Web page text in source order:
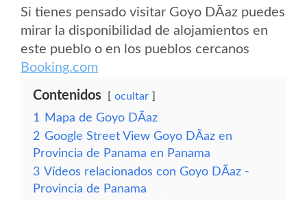
Si tienes pensado visitar Goyo DÃ­az puedes
mirar la disponibilidad de alojamientos en
este pueblo o en los pueblos cercanos
Booking.com
Contenidos ocultar
1
Mapa de Goyo DÃ­az
2 Google Street View Goyo DÃ­az en
Provincia de Panama en Panama
3 Vídeos relacionados con Goyo DÃ­az -
Provincia de Panama